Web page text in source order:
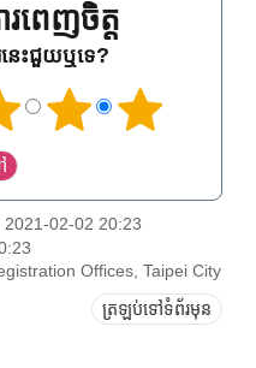
រពេញចិត្ត
េះជួយឬទេ?
02-02 20:23
Offices, Taipei City
ត្រឡប់ទៅទំព័រមុន